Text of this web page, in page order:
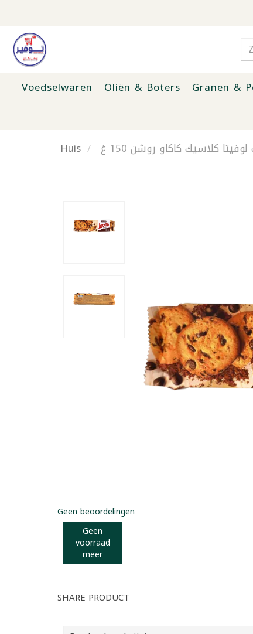
Voedselwaren Oliën & Boters Granen &
Huis
كلاسيك كاكاو روشن 150 غ
Geen beoordelingen
Geen
voorraad
meer
SHARE PRODUCT